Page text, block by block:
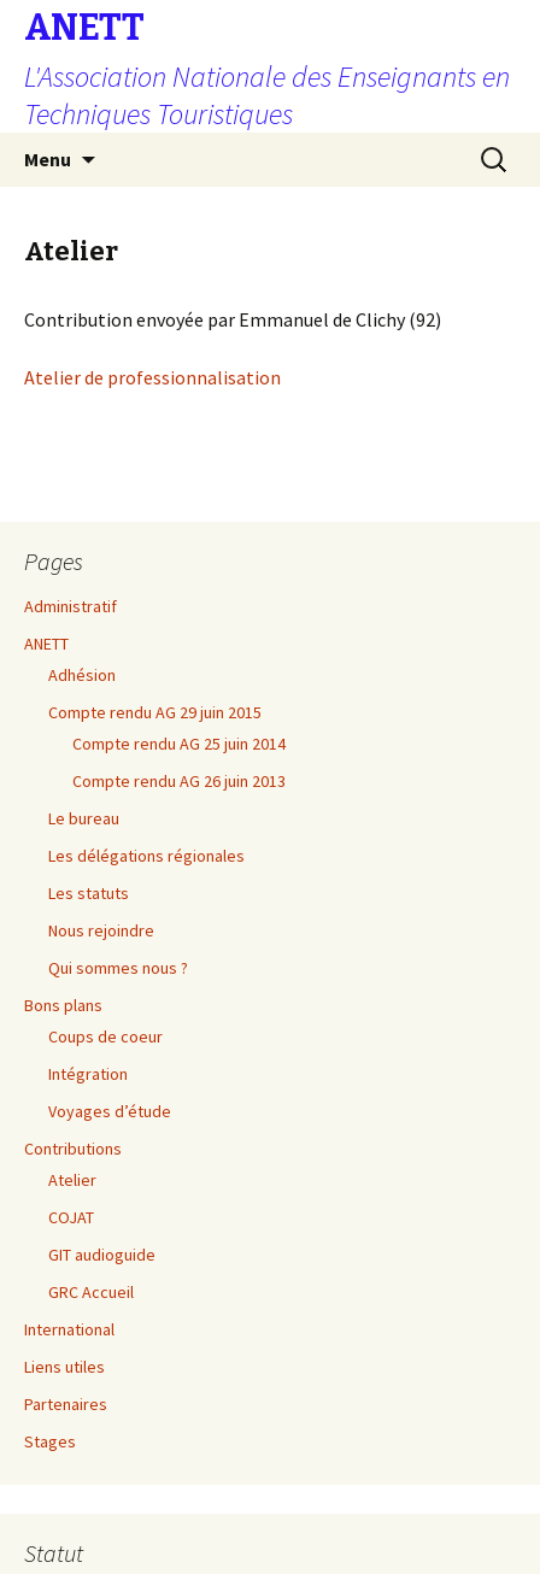
ANETT
L'Association Nationale des Enseignants en
Techniques Touristiques
Menu
Atelier
Contribution envoyée par Emmanuel de Clichy (92)
Atelier de professionnalisation
Pages
Administratif
ANETT
Adhésion
Compte rendu AG 29 juin 2015
Compte rendu AG 25 juin 2014
Compte rendu AG 26 juin 2013
Le bureau
Les délégations régionales
Les statuts
Nous rejoindre
Qui sommes nous ?
Bons plans
Coups de coeur
Intégration
Voyages d’étude
Contributions
Atelier
COJAT
GIT audioguide
GRC Accueil
International
Liens utiles
Partenaires
Stages
Statut